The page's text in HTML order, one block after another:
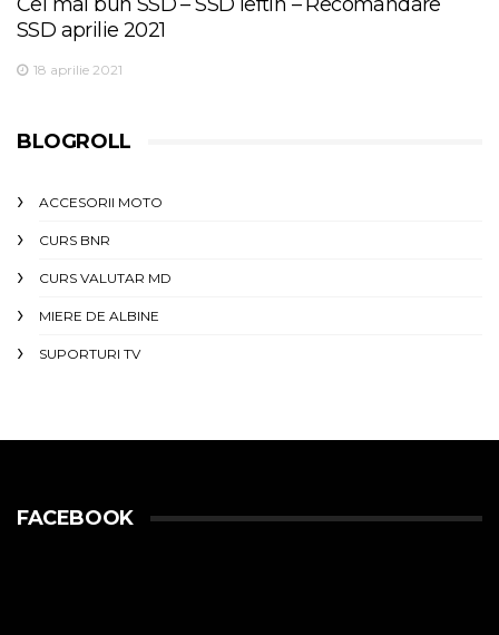
SSD aprilie 2021
18 aprilie 2021
BLOGROLL
ACCESORII MOTO
CURS BNR
CURS VALUTAR MD
MIERE DE ALBINE
SUPORTURI TV
FACEBOOK